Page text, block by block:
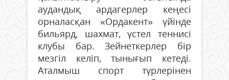
аудандық ардагерлер кеңесі
орналасқан «Ордакент» үйінде
бильярд, шахмат, үстел теннисі
клубы бар. Зейнеткерлер бір
мезгіл келіп, тынығып кетеді.
Аталмыш спорт түрлерінен